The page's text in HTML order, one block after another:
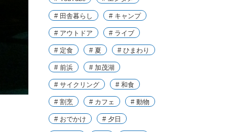
# 田舎暮らし # キャンプ
# アウトドア # ライブ
# 定食 # 夏 # ひまわり
# 前浜 # 加茂湖
# サイクリング # 和食
# 割烹 # カフェ # 動物
# おでかけ # 夕日